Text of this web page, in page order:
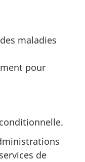
maladies
pour
de